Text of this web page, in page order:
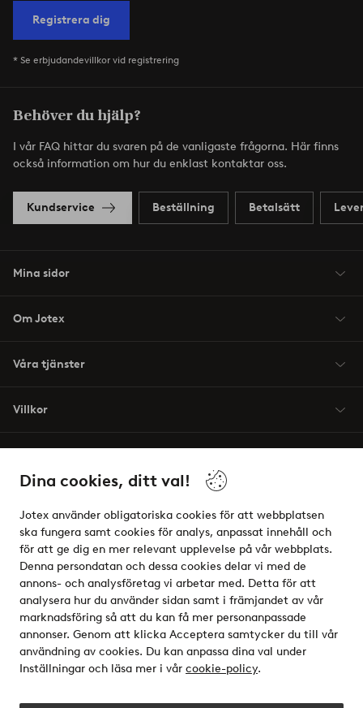
Dina cookies, ditt val!
Jotex använder obligatoriska cookies för att webbplatsen
ska fungera samt cookies för analys, anpassat innehåll och
för att ge dig en mer relevant upplevelse på vår webbplats.
Denna persondatan och dessa cookies delar vi med de
annons- och analysföretag vi arbetar med. Detta för att
analysera hur du använder sidan samt i främjandet av vår
marknadsföring så att du kan få mer personanpassade
annonser. Genom att klicka Acceptera samtycker du till vår
användning av cookies. Du kan anpassa dina val under
Inställningar och läsa mer i vår cookie-policy.
Registrera dig
* Se erbjudandevillkor vid registrering
Behöver du hjälp?
I vår FAQ hittar du svaren på de vanligaste frågorna. Här finns
också information om hur du enklast kontaktar oss.
Kundservice Beställning Betalsätt
Mina sidor
Om Jotex
Våra tjänster
Villkor
Säkra betalningar - Betala direkt eller dela upp
Vill du veta mer om våra betalalternativ?
elpy